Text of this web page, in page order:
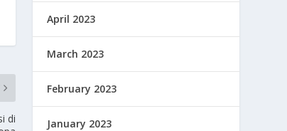
di
April 2023
March 2023
February 2023
January 2023